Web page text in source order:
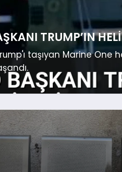
TRUMP’IN
taşıyan Marine One